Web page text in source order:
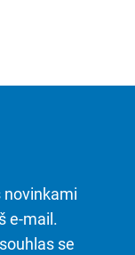
novinkami
e-mail.
se